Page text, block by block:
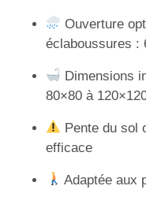
Ouverture
éclaboussures :
Dimensions
80×80 à
Pente du sol
efficace
Adaptée aux